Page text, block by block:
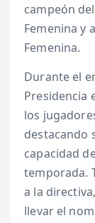
campeón
Femenina y
Femenina.
Durante el
Presidencia
los
destacando
capacidad
temporada.
a la
llevar el